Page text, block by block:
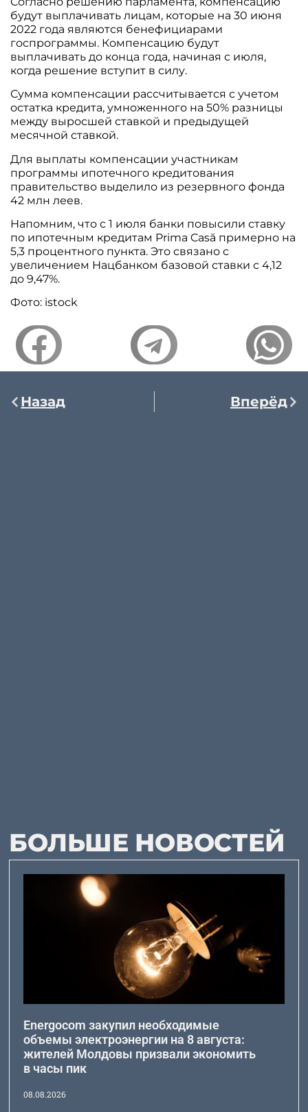
будут выплачивать лицам, которые на 30 июня
2022 года являются бенефициарами
госпрограммы. Компенсацию будут
выплачивать до конца года, начиная с июля,
когда решение вступит в силу.
Сумма компенсации рассчитывается с учетом
остатка кредита, умноженного на 50% разницы
между выросшей ставкой и предыдущей
месячной ставкой.
Для выплаты компенсации участникам
программы ипотечного кредитования
правительство выделило из резервного фонда
42 млн леев.
Напомним, что с 1 июля банки повысили ставку
по ипотечным кредитам Prima Casă примерно на
5,3 процентного пункта. Это связано с
увеличением Нацбанком базовой ставки с 4,12
до 9,47%.
Фото: istock
Назад Вперёд
БОЛЬШЕ НОВОСТЕЙ
Energocom закупил необходимые
объемы электроэнергии на 8 августа:
жителей Молдовы призвали экономить
в часы пик
08.08.2026